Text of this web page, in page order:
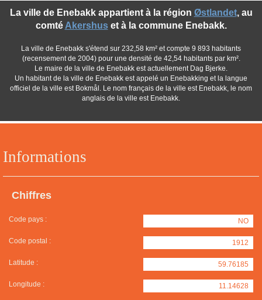
Informations
Chiffres
Code pays : NO
Code postal : 1912
Latitude : 59.76185
Longitude : 11.14628
La ville de Enebakk appartient à la région Østlandet, au
comté Akershuset à la commune Enebakk.
La ville de Enebakk s'étend sur 232,58 km² et compte 9 893 habitants
(recensement de 2004) pour une densité de 42,54 habitants par km².
Le maire de la ville de Enebakk est actuellement Dag Bjerke.
Un habitant de la ville de Enebakk est appelé un Enebakking et la langue
officiel de la ville est Bokmål. Le nom français de la ville est Enebakk, le nom
anglais de la ville est Enebakk.